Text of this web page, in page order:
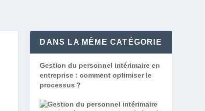
DANS LA MÊME CATÉGORIE
Gestion du personnel intérimaire en
entreprise : comment optimiser le
processus ?